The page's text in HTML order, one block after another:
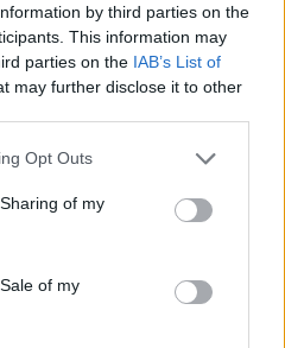
by third parties on the
This information may
parties on the IAB’s List of
may further disclose it to other
Opt Outs
of my
of my
λάθη τα οποία
βάρος.
με την καρδιά,
Ο ανεπαρκής